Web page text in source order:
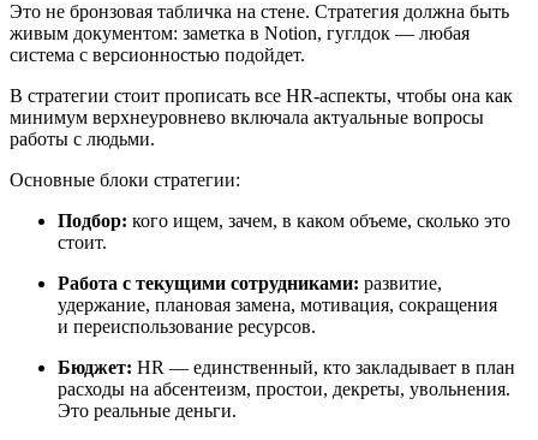
Это не бронзовая табличка на стене. Стратегия должна быть
живым документом: заметка в Notion, гуглдок — любая
система с версионностью подойдет.
В стратегии стоит прописать все HR‑аспекты, чтобы она как
минимум верхнеуровнево включала актуальные вопросы
работы с людьми.
Основные блоки стратегии:
Подбор: кого ищем, зачем, в каком объеме, сколько это
стоит.
Работа с текущими сотрудниками: развитие,
удержание, плановая замена, мотивация, сокращения
и переиспользование ресурсов.
Бюджет: HR — единственный, кто закладывает в план
расходы на абсентеизм, простои, декреты, увольнения.
Это реальные деньги.